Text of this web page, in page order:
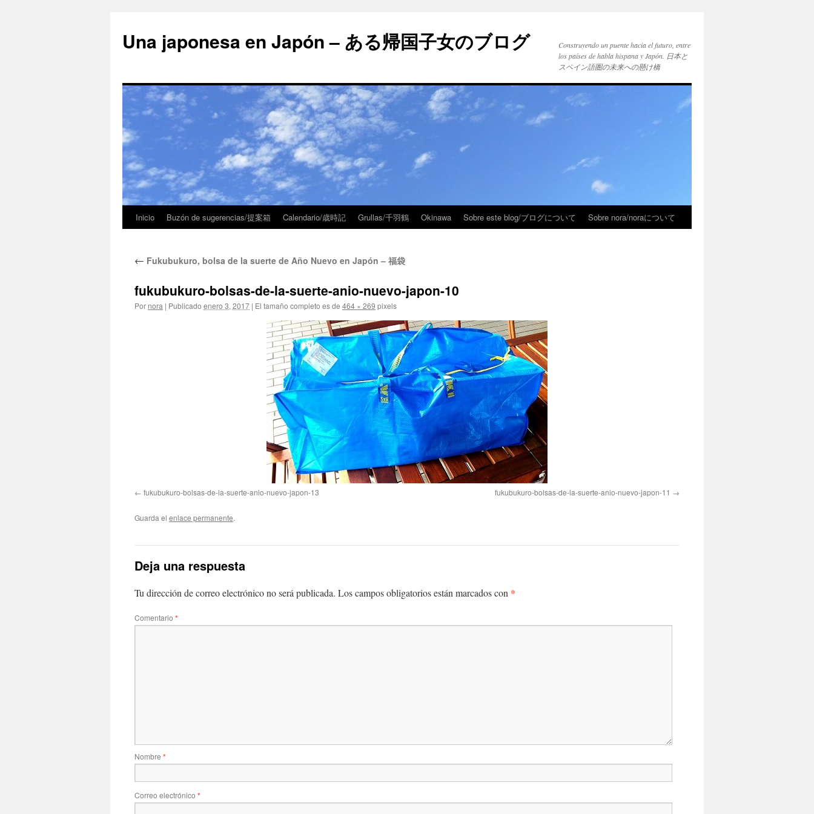
Una japonesa en Japón – ある帰国子女のブログ
Construyendo un puente hacia el futuro, entre
los países de habla hispana y Japón. 日本と
スペイン語圏の未来への懸け橋
Inicio Buzón de sugerencias/提案箱 Calendario/歳時記 Grullas/千羽鶴 Okinawa Sobre este blog/ブログについて Sobre nora/noraについて
← Fukubukuro, bolsa de la suerte de Año Nuevo en Japón – 福袋
fukubukuro-bolsas-de-la-suerte-anio-nuevo-japon-10
Por nora | Publicado enero 3, 2017 | El tamaño completo es de 464 × 269 pixels
fukubukuro-bolsas-de-la-suerte-anio-nuevo-japon-13 fukubukuro-bolsas-de-la-suerte-anio-nuevo-japon-11
Guarda el enlace permanente.
Deja una respuesta
Tu dirección de correo electrónico no será publicada. Los campos obligatorios están marcados con *
Comentario *
Nombre *
Correo electrónico *